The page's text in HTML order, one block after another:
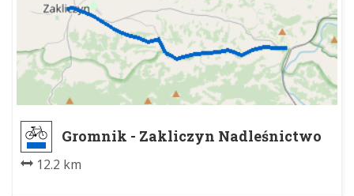
Gromnik - Zakliczyn Nadleśnictwo
12.2 km